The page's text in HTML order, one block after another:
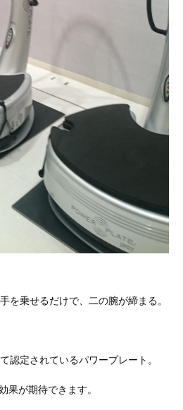
を乗せるだけで、二の腕が締まる。
認定されているパワープレート。
果が期待できます。